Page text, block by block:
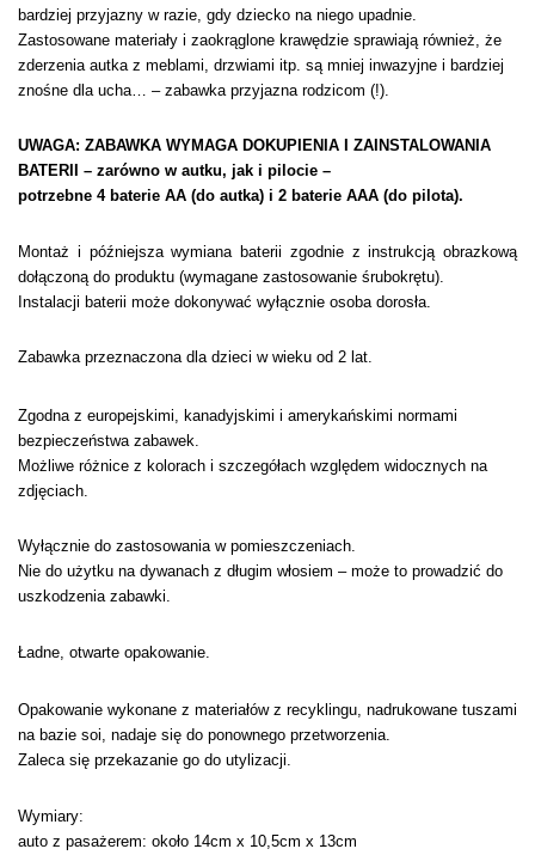
bardziej przyjazny w razie, gdy dziecko na niego upadnie.
Zastosowane materiały i zaokrąglone krawędzie sprawiają również, że
zderzenia autka z meblami, drzwiami itp. są mniej inwazyjne i bardziej
znośne dla ucha… – zabawka przyjazna rodzicom (!).
UWAGA: ZABAWKA WYMAGA DOKUPIENIA I ZAINSTALOWANIA
BATERII – zarówno w autku, jak i pilocie –
potrzebne 4 baterie AA (do autka) i 2 baterie AAA (do pilota).
Montaż i późniejsza wymiana baterii zgodnie z instrukcją obrazkową
dołączoną do produktu (wymagane zastosowanie śrubokrętu).
Instalacji baterii może dokonywać wyłącznie osoba dorosła.
Zabawka przeznaczona dla dzieci w wieku od 2 lat.
Zgodna z europejskimi, kanadyjskimi i amerykańskimi normami
bezpieczeństwa zabawek.
Możliwe różnice z kolorach i szczegółach względem widocznych na
zdjęciach.
Wyłącznie do zastosowania w pomieszczeniach.
Nie do użytku na dywanach z długim włosiem – może to prowadzić do
uszkodzenia zabawki.
Ładne, otwarte opakowanie.
Opakowanie wykonane z materiałów z recyklingu, nadrukowane tuszami
na bazie soi, nadaje się do ponownego przetworzenia.
Zaleca się przekazanie go do utylizacji.
Wymiary:
auto z pasażerem: około 14cm x 10,5cm x 13cm